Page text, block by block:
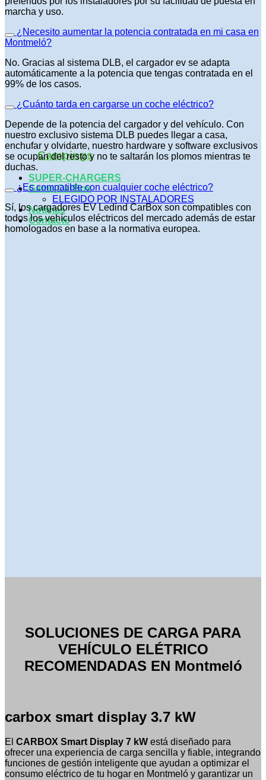
Campings
SUPER-CHARGERS
Gama CarBox
ELEGIDO POR INSTALADORES
Noticias
Contacto
marcha y uso.
¿Necesito aumentar la potencia contratada en mi casa en
Montmeló?
No. Gracias al sistema DLB, el cargador ev se adapta
automáticamente a la potencia que tengas contratada en el
99% de los casos.
¿Cuánto tarda en cargarse un coche eléctrico?
Depende de la potencia del cargador y del vehículo. Con
nuestro exclusivo sistema DLB puedes llegar a casa,
enchufar y olvidarte, nuestro hardware y software exclusivos
se ocupan del resto y no te saltarán los plomos mientras te
duchas.
¿Es compatible con cualquier coche eléctrico?
Sí, los cargadores EV Ledind CarBox son compatibles con
todos los vehículos eléctricos del mercado además de estar
homologados en base a la normativa europea.
SOLUCIONES DE CARGA PARA
VEHÍCULO ELÉTRICO
RECOMENDADAS EN Montmeló
carbox smart display 3.7 kW
El CARBOX Smart Display 7 kW está diseñado para
ofrecer una experiencia de carga sencilla y fiable, integrando
funciones de gestión inteligente que ayudan a optimizar el
consumo eléctrico de tu hogar en Montmeló y garantizar un